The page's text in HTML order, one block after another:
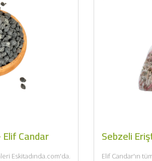
Candar
Eskitadında.com'da.
Sebzeli
Elif Candar'ın